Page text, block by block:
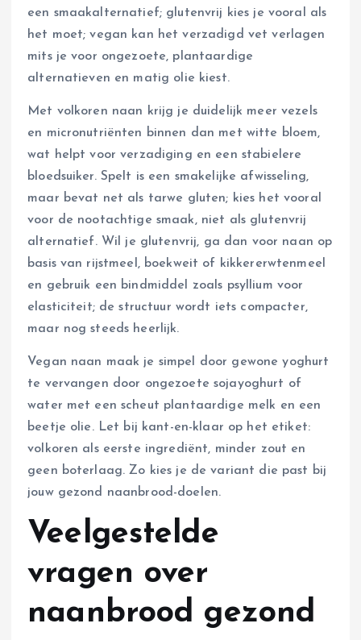
een smaakalternatief; glutenvrij kies je vooral als
het moet; vegan kan het verzadigd vet verlagen
mits je voor ongezoete, plantaardige
alternatieven en matig olie kiest.
Met volkoren naan krijg je duidelijk meer vezels
en micronutriënten binnen dan met witte bloem,
wat helpt voor verzadiging en een stabielere
bloedsuiker. Spelt is een smakelijke afwisseling,
maar bevat net als tarwe gluten; kies het vooral
voor de nootachtige smaak, niet als glutenvrij
alternatief. Wil je glutenvrij, ga dan voor naan op
basis van rijstmeel, boekweit of kikkererwtenmeel
en gebruik een bindmiddel zoals psyllium voor
elasticiteit; de structuur wordt iets compacter,
maar nog steeds heerlijk.
Vegan naan maak je simpel door gewone yoghurt
te vervangen door ongezoete sojayoghurt of
water met een scheut plantaardige melk en een
beetje olie. Let bij kant-en-klaar op het etiket:
volkoren als eerste ingrediënt, minder zout en
geen boterlaag. Zo kies je de variant die past bij
jouw gezond naanbrood-doelen.
Veelgestelde
vragen over
naanbrood gezond